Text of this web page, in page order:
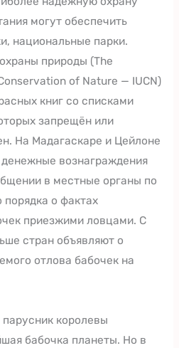
могут обеспечить
национальные парки.
природы (The
of Nature — IUCN)
книг со списками
запрещён или
На Мадагаскаре и Цейлоне
вознаграждения
в местные органы по
о фактах
приезжими ловцами. С
стран объявляют о
отлова бабочек на
королевы
бабочка планеты. Но в